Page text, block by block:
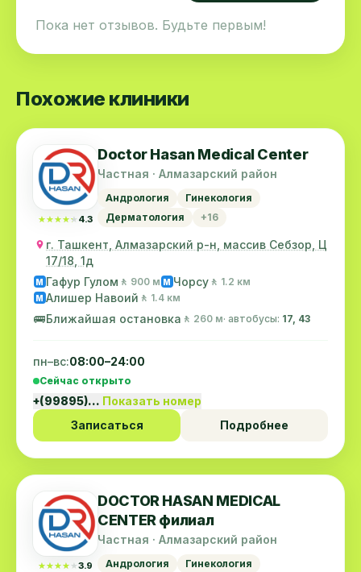
Пока нет отзывов. Будьте первым!
Похожие клиники
★★★★★
★★★★★ 4.3
Doctor Hasan Medical Center
Частная · Алмазарский район
Андрология
Гинекология
Дерматология
+16
г. Ташкент, Алмазарский р-н, массив Себзор, Ц
17/18, 1д
M Гафур Гулом 🚶 900 м M Чорсу 🚶 1.2 км
M Алишер Навоий 🚶 1.4 км
🚌Ближайшая остановка 🚶 260 м· автобусы: 17, 43
пн–вс:08:00–24:00
Сейчас открыто
+(99895)… Показать номер
Записаться
Подробнее
★★★★★
★★★★★3.9
DOCTOR HASAN MEDICAL
CENTER филиал
Частная · Алмазарский район
Андрология
Гинекология